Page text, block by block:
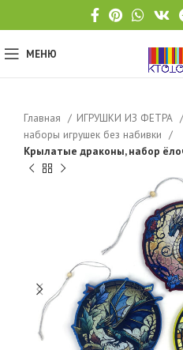
МЕНЮ
Главная
ИГРУШКИ ИЗ ФЕТРА
наборы игрушек без набивки
Крылатые драконы, набор